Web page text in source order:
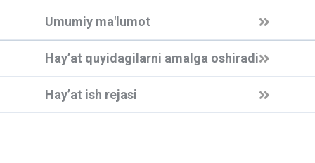
Umumiy ma'lumot
Hay’at quyidagilarni amalga oshiradi
Hay’at ish rejasi